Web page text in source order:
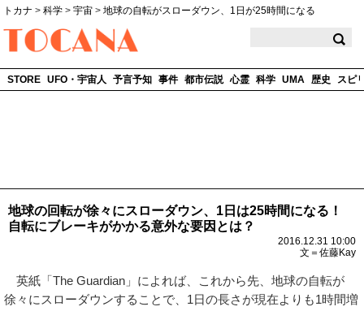
トカナ > 科学 > 宇宙 > 地球の自転がスローダウン、1日が25時間になる
STORE UFO・宇宙人 予言予知 事件 都市伝説 心霊 科学 UMA 歴史 スピ
地球の回転が徐々にスローダウン、1日は25時間になる！
自転にブレーキがかかる意外な要因とは？
2016.12.31 10:00
文＝佐藤Kay
英紙「The Guardian」によれば、これから先、地球の自転が
徐々にスローダウンすることで、1日の長さが現在よりも1時間増